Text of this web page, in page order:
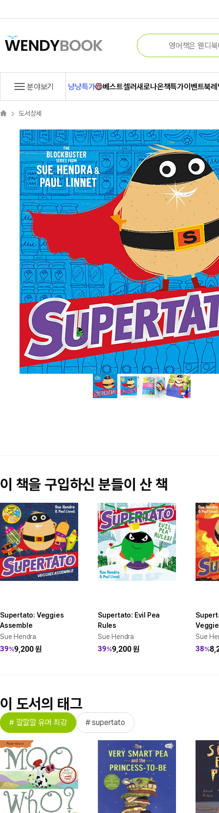
분야보기 냥냥특가 베스트셀러새로나온책특가이벤트북
도서상세
이 책을 구입하신 분들이 산 책
Supertato: Veggies
Assemble
Sue Hendra
39%9,200원
Supertato: Evil Pea
Rules
Sue Hendra
39%9,200원
Sue
38%
이 도서의 태그
# 깔깔깔 유머 최강 # supertato